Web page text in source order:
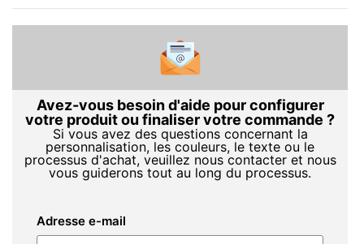
Avez-vous besoin d'aide pour configurer
votre produit ou finaliser votre commande ?
Si vous avez des questions concernant la
personnalisation, les couleurs, le texte ou le
processus d'achat, veuillez nous contacter et nous
vous guiderons tout au long du processus.
Adresse e-mail